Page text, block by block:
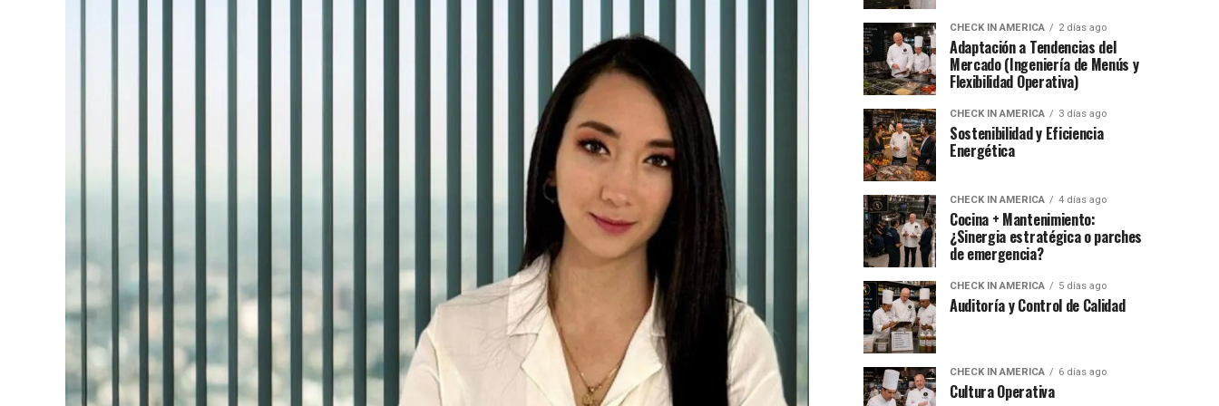
CHECK IN AMERICA 2 días ago
Adaptación a Tendencias del
Mercado (Ingeniería de Menús y
Flexibilidad Operativa)
CHECK IN AMERICA 3 días ago
Sostenibilidad y Eficiencia
Energética
CHECK IN AMERICA 4 días ago
Cocina + Mantenimiento:
¿Sinergia estratégica o parches
de emergencia?
CHECK IN AMERICA 5 días ago
Auditoría y Control de Calidad
CHECK IN AMERICA 6 días ago
Cultura Operativa